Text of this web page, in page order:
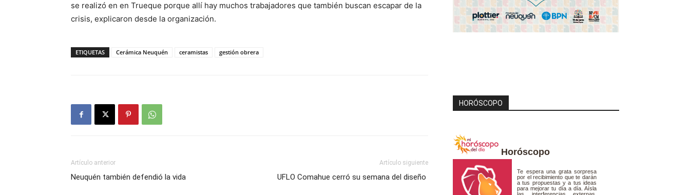
se realizó en en Trueque porque allí hay muchos trabajadores que también buscan escapar de la
crisis, explicaron desde la organización.
ETIQUETAS Cerámica Neuquén ceramistas gestión obrera
Artículo anterior
Neuquén también defendió la vida
Artículo siguiente
UFLO Comahue cerró su semana del diseño
HORÓSCOPO
Horóscopo